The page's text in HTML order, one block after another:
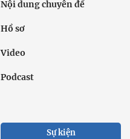
Nội dung chuyên đề
Hồ sơ
Video
Podcast
Sự kiện